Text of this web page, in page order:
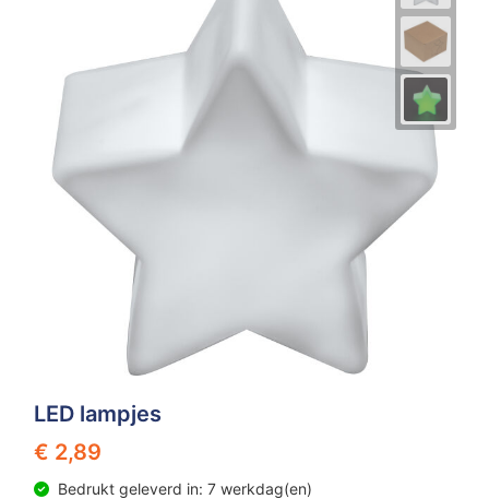
LED lampjes
€ 2,89
Bedrukt geleverd in: 7 werkdag(en)